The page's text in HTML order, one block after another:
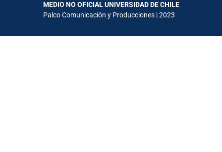
MEDIO NO OFICIAL UNIVERSIDAD DE CHILE
Palco Comunicación y Producciones | 2023